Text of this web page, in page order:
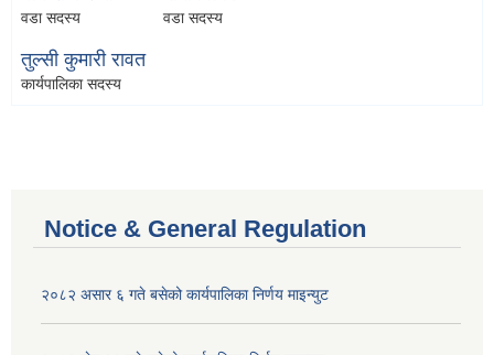
वडा सदस्य वडा सदस्य
तुल्सी कुमारी रावत
कार्यपालिका सदस्य
Notice & General Regulation
२०८२ असार ६ गते बसेको कार्यपालिका निर्णय माइन्युट